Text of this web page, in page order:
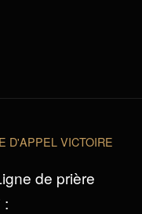
D'APPEL VICTOIRE
de prière
: